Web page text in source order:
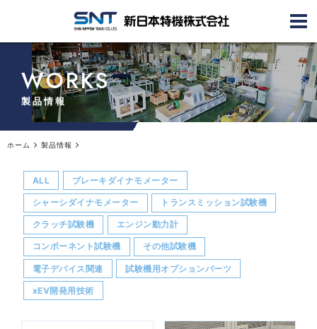
WORKS
製品情報
ホーム 製品情報
ALL ブレーキダイナモメーター
シャーシダイナモメーター トランスミッション試験機
クラッチ試験機 エンジン動力計
コンポーネント試験機 その他試験機
電子デバイス関連 試験機用オプションパーツ
xEV開発用技術